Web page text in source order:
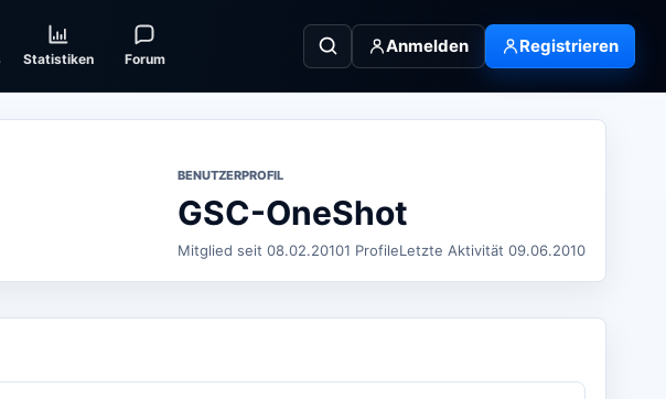
Statistiken Forum
Anmelden Registrieren
BENUTZERPROFIL
GSC-OneShot
Mitglied seit 08.02.20101 ProfileLetzte Aktivität 09.06.2010